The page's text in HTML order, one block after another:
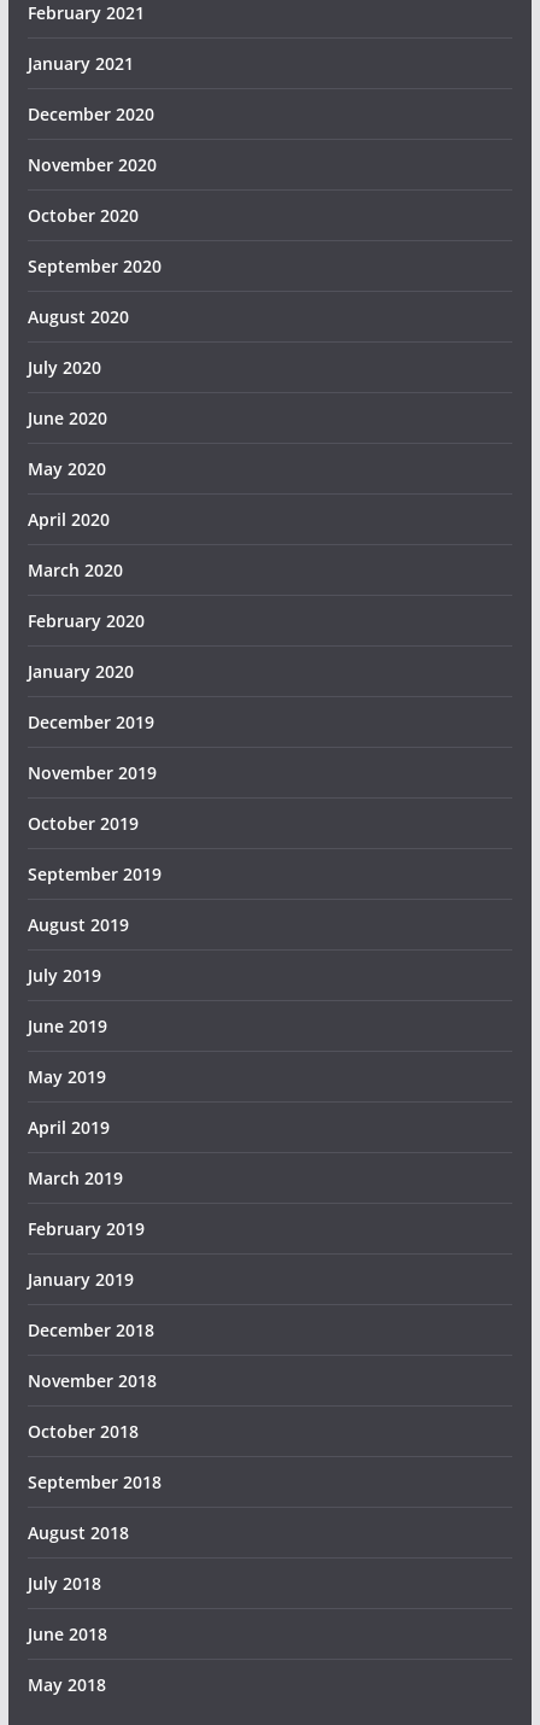
February 2021
January 2021
December 2020
November 2020
October 2020
September 2020
August 2020
July 2020
June 2020
May 2020
April 2020
March 2020
February 2020
January 2020
December 2019
November 2019
October 2019
September 2019
August 2019
July 2019
June 2019
May 2019
April 2019
March 2019
February 2019
January 2019
December 2018
November 2018
October 2018
September 2018
August 2018
July 2018
June 2018
May 2018